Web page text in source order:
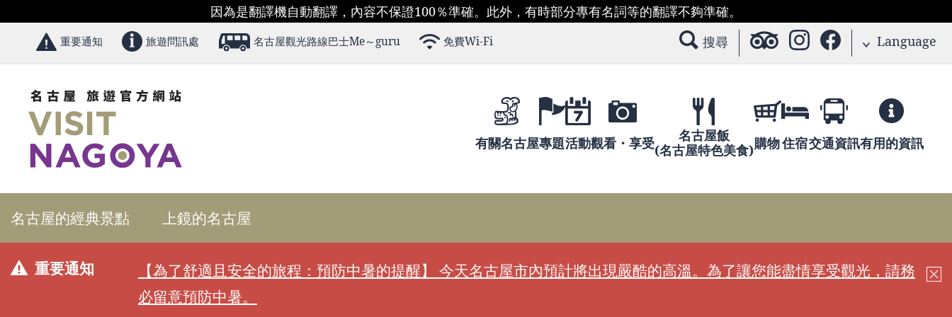
因為是翻譯機自動翻譯，內容不保證100％準確。此外，有時部分專有名詞等的翻譯不夠準確。
重要通知 旅遊問訊處 名古屋觀光路線巴士Me～guru 免費Wi-Fi 搜尋 Language
有關名古屋專題活動觀看・享受
名古屋飯
(名古屋特色美食)購物住宿交通資訊有用的資訊
名古屋的經典景點 上鏡的名古屋
重要通知
【為了舒適且安全的旅程：預防中暑的提醒】 今天名古屋市內預計將出現嚴酷的高溫。為了讓您能盡情享受觀光，請務
必留意預防中暑。